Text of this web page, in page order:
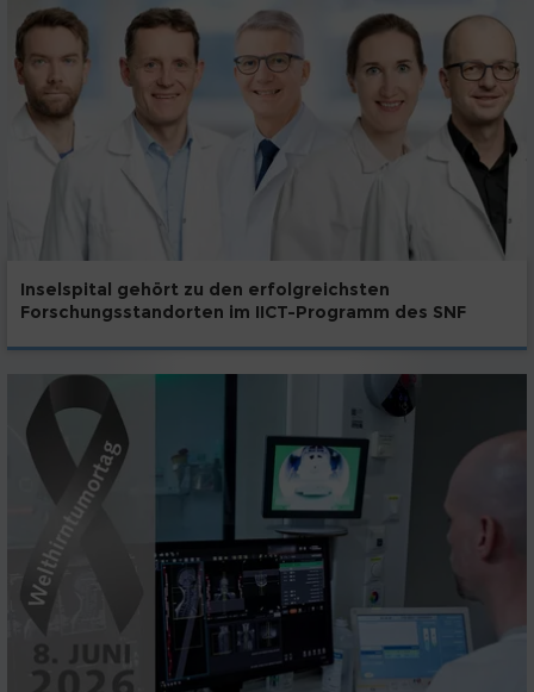
Inselspital gehört zu den erfolgreichsten
Forschungsstandorten im IICT-Programm des SNF